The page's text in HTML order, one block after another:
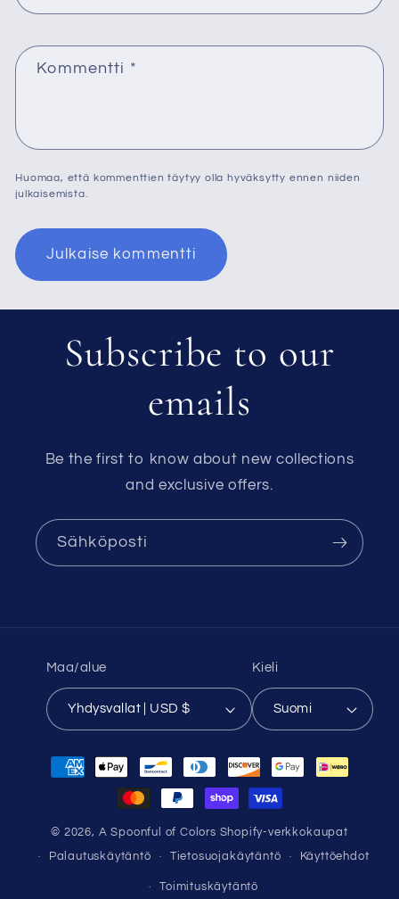
Kommentti *
Huomaa, että kommenttien täytyy olla hyväksytty ennen niiden
julkaisemista.
Subscribe to our
emails
Be the first to know about new collections
and exclusive offers.
Sähköposti
Maa/alue
Yhdysvallat | USD $
Kieli
Suomi
Maksutavat
© 2026, A Spoonful of Colors Shopify-verkkokaupat
Palautuskäytäntö Tietosuojakäytäntö Käyttöehdot
Toimituskäytäntö